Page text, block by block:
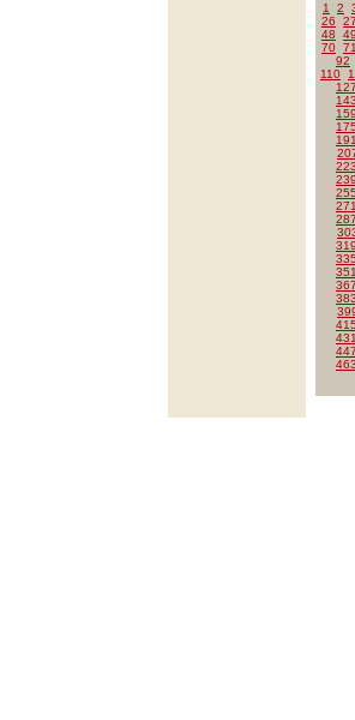
1 2
26
27
48
49
70 71
92
110
127
143
159
175
191
223
239
255
271
287
319
335
351
367
383
415
431
447
463